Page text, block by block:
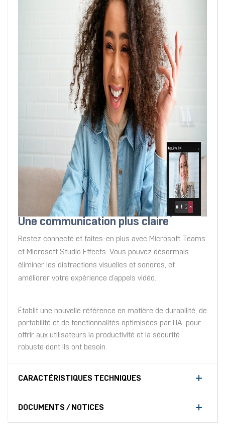
Une communication plus claire
Restez connecté et faites-en plus avec Microsoft Teams
et Microsoft Studio Effects. Vous pouvez désormais
éliminer les distractions visuelles et sonores, et
améliorer votre expérience d’appels vidéo.
Établit une nouvelle référence en matière de durabilité, de
portabilité et de fonctionnalités optimisées par l’IA, pour
offrir aux utilisateurs la productivité et la sécurité
robuste dont ils ont besoin.
CARACTÉRISTIQUES TECHNIQUES
DOCUMENTS / NOTICES